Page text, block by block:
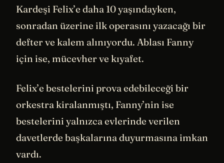
Kardeşi Felix’e daha 10 yaşındayken,
sonradan üzerine ilk operasını yazacağı bir
defter ve kalem alınıyordu. Ablası Fanny
için ise, mücevher ve kıyafet.
Felix’e bestelerini prova edebileceği bir
orkestra kiralanmıştı, Fanny’nin ise
bestelerini yalnızca evlerinde verilen
davetlerde başkalarına duyurmasına imkan
vardı.